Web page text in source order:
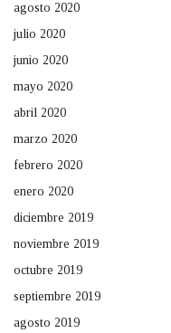
agosto 2020
julio 2020
junio 2020
mayo 2020
abril 2020
marzo 2020
febrero 2020
enero 2020
diciembre 2019
noviembre 2019
octubre 2019
septiembre 2019
agosto 2019